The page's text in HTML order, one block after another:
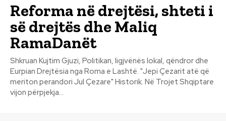
Reforma në drejtësi, shteti i
së drejtës dhe Maliq
RamaDanët
Shkruan Kujtim Gjuzi, Politikan, ligjvënës lokal, qëndror dhe
Eurpian Drejtësia nga Roma e Lashtë. "Jepi Çezarit atë që
meriton perandori Jul Çezare" Historik. Në Trojet Shqiptare
vijon përpjekja...